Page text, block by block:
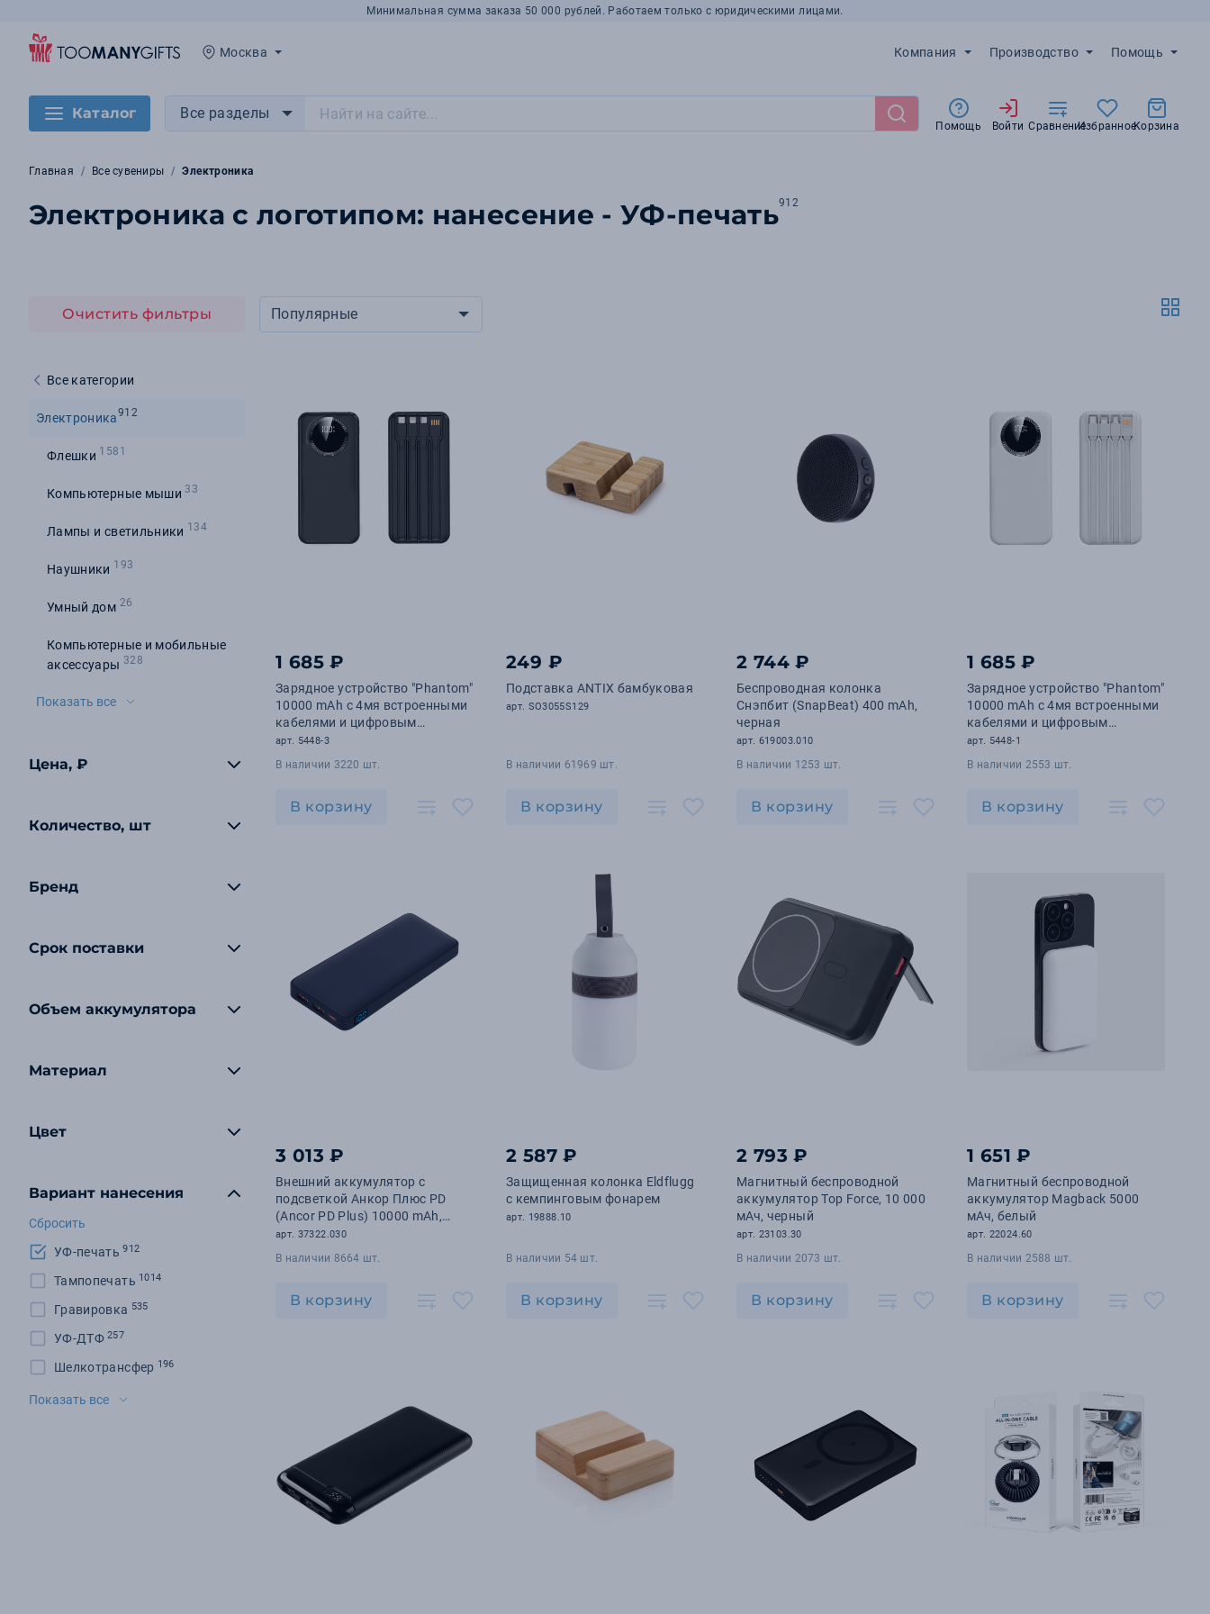
Минимальная сумма заказа 50 000 рублей. Работаем только с юридическими лицами.
Москва Компания Производство Помощь
Каталог Все разделы
Помощь Войти СравнениеИзбранноеКорзина
Главная Все сувениры Электроника
Электроника с логотипом: нанесение - УФ-печать912
Очистить фильтры
Все категории
Электроника912
Флешки 1581
Компьютерные мыши 33
Лампы и светильники 134
Наушники 193
Умный дом 26
Компьютерные и мобильные
аксессуары 328
Показать все
Цена, ₽
Количество, шт
Бренд
Срок поставки
Объем аккумулятора
Материал
Цвет
Вариант нанесения
Сбросить
УФ-печать 912
Тампопечать 1014
Гравировка 535
УФ-ДТФ 257
Шелкотрансфер 196
DTF-печать
Показать все
Популярные
1 685 ₽
Зарядное устройство "Phantom"
10000 mAh с 4мя встроенными
кабелями и цифровым
индикатором заряда
арт. 5448-3
В наличии 3220 шт.
В корзину
249 ₽
Подставка ANTIX бамбуковая
арт. SO3055S129
В наличии 61969 шт.
В корзину
2 744 ₽
Беспроводная колонка
Снэпбит (SnapBeat) 400 mAh,
черная
арт. 619003.010
В наличии 1253 шт.
В корзину
1 685 ₽
Зарядное устройство "Phantom"
10000 mAh с 4мя встроенными
кабелями и цифровым
индикатором заряда
арт. 5448-1
В наличии 2553 шт.
В корзину
3 013 ₽
Внешний аккумулятор с
подсветкой Анкор Плюс PD
(Ancor PD Plus) 10000 mAh,
синий
арт. 37322.030
В наличии 8664 шт.
В корзину
2 587 ₽
Защищенная колонка Eldflugg
с кемпинговым фонарем
арт. 19888.10
В наличии 54 шт.
В корзину
2 793 ₽
Магнитный беспроводной
аккумулятор Top Force, 10 000
мАч, черный
арт. 23103.30
В наличии 2073 шт.
В корзину
1 651 ₽
Магнитный беспроводной
аккумулятор Magback 5000
мАч, белый
арт. 22024.60
В наличии 2588 шт.
В корзину